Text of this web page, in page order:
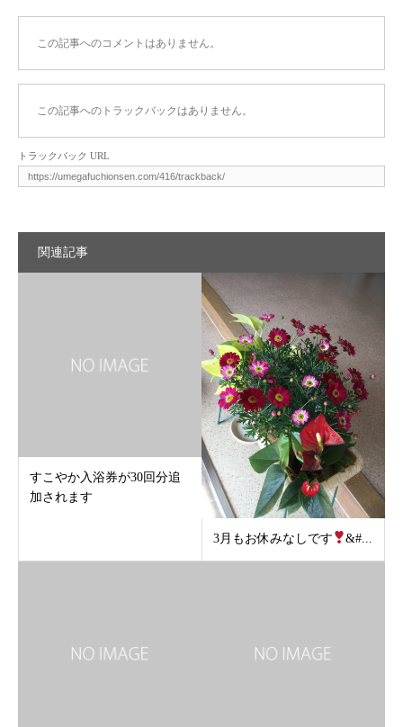
この記事へのコメントはありません。
この記事へのトラックバックはありません。
トラックバック URL
関連記事
すこやか入浴券が30回分追
加されます
3月もお休みなしです &#...